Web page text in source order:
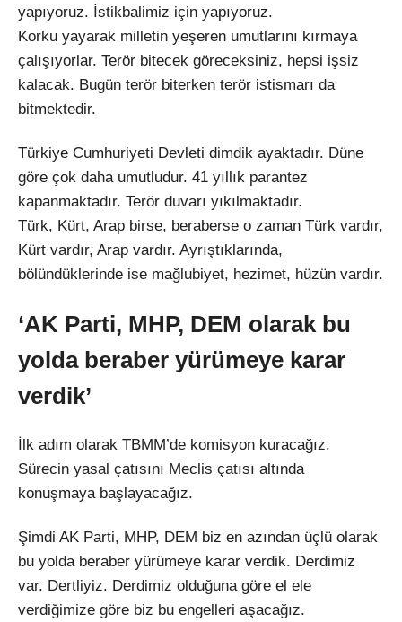
yapıyoruz. İstikbalimiz için yapıyoruz.
Korku yayarak milletin yeşeren umutlarını kırmaya
çalışıyorlar. Terör bitecek göreceksiniz, hepsi işsiz
kalacak. Bugün terör biterken terör istismarı da
bitmektedir.
Türkiye Cumhuriyeti Devleti dimdik ayaktadır. Düne
göre çok daha umutludur. 41 yıllık parantez
kapanmaktadır. Terör duvarı yıkılmaktadır.
Türk, Kürt, Arap birse, beraberse o zaman Türk vardır,
Kürt vardır, Arap vardır. Ayrıştıklarında,
bölündüklerinde ise mağlubiyet, hezimet, hüzün vardır.
‘AK Parti, MHP, DEM olarak bu
yolda beraber yürümeye karar
verdik’
İlk adım olarak TBMM’de komisyon kuracağız.
Sürecin yasal çatısını Meclis çatısı altında
konuşmaya başlayacağız.
Şimdi AK Parti, MHP, DEM biz en azından üçlü olarak
bu yolda beraber yürümeye karar verdik. Derdimiz
var. Dertliyiz. Derdimiz olduğuna göre el ele
verdiğimize göre biz bu engelleri aşacağız.